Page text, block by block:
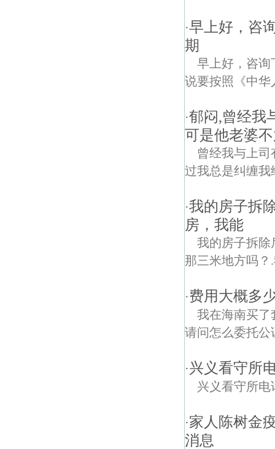
·早上好，咨
期
早上好，咨询
说要按照《中华
·郁闷,曾经我
可是他老婆
曾经我与上
过我总是纠缠我
·我的房子拆
房，我能
我的房子拆除
那三米地方吗
·费用大概多
我在海南买了
请问怎么委托公
·兴义看守所
兴义看守所电
·家人陈树金
消息